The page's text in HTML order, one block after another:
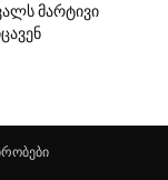
მარტივი